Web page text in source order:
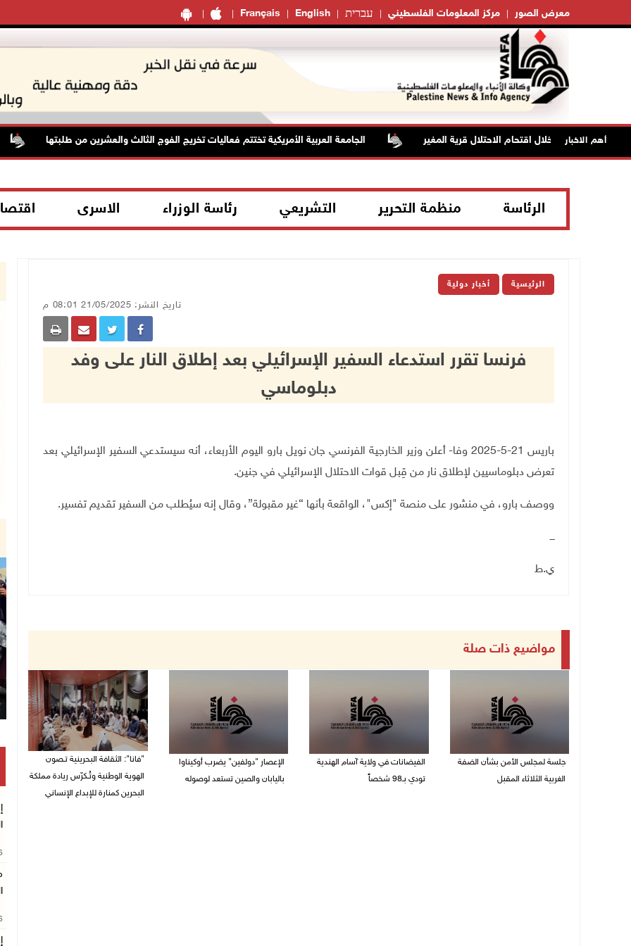
Français English עברית مركز المعلومات الفلسطيني معرض الصور
أهم الاخبار
بالاختناق خلال اقتحام الاحتلال قرية المغير الجامعة العربية الأمريكية تختتم فعاليات تخريج الفوج الثالث والعشرين من طلبتها
الرئاسة منظمة التحرير التشريعي رئاسة الوزراء الاسرى
الرئيسية أخبار دولية
تاريخ النشر: 21/05/2025 08:01 م
فرنسا تقرر استدعاء السفير الإسرائيلي بعد إطلاق النار على وفد
دبلوماسي
باريس 21-5-2025 وفا- أعلن وزير الخارجية الفرنسي جان نويل بارو اليوم الأربعاء، أنه سيستدعي السفير الإسرائيلي بعد
تعرض دبلوماسيين لإطلاق نار من قِبل قوات الاحتلال الإسرائيلي في جنين.
ووصف بارو، في منشور على منصة "إكس"، الواقعة بأنها “غير مقبولة”، وقال إنه سيُطلب من السفير تقديم تفسير.
ـــ
ي.ط
مواضيع ذات صلة
جلسة لمجلس الأمن بشأن الضفة
الغربية الثلاثاء المقبل
الفيضانات في ولاية آسام الهندية
تودي بـ98 شخصاً
الإعصار "دولفين" يضرب أوكيناوا
باليابان والصين تستعد لوصوله
"فانا": الثقافة البحرينية تـصون
الهوية الوطنية وتُـكرّس ريادة مملكة
البحرين كمنارة للإبداع الإنساني